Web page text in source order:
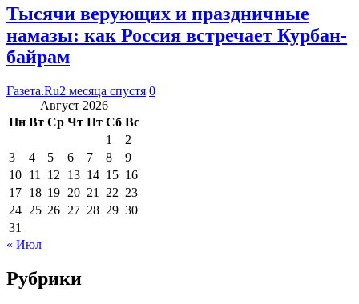
Тысячи верующих и праздничные
намазы: как Россия встречает Курбан-
байрам
Газета.Ru2 месяца спустя 0
Август 2026
Пн Вт Ср Чт Пт Сб Вс
1
2
3
4 5 6 7 8
9
10 11 12 13 14 15 16
17 18 19 20 21 22 23
24 25 26 27 28 29 30
31
« Июл
Рубрики